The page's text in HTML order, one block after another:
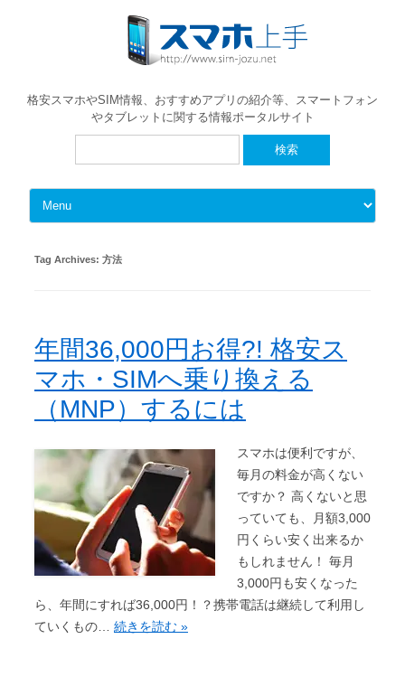
格安スマホやSIM情報、おすすめアプリの紹介等、スマートフォン
やタブレットに関する情報ポータルサイト
Skip to content
Tag Archives: 方法
年間36,000円お得?! 格安ス
マホ・SIMへ乗り換える
（MNP）するには
スマホは便利ですが、
毎月の料金が高くない
ですか？ 高くないと思
っていても、月額3,000
円くらい安く出来るか
もしれません！ 毎月
3,000円も安くなった
ら、年間にすれば36,000円！？携帯電話は継続して利用し
ていくもの… 続きを読む »